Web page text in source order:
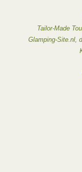
Tailor-Made
Glamping-Site.nl,